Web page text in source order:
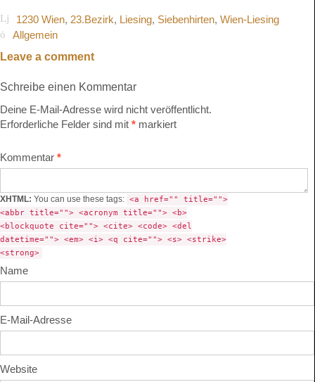
1230 Wien 23.Bezirk Liesing Siebenhirten Wien-Liesing
Allgemein
Leave a comment
Schreibe einen Kommentar
Deine E-Mail-Adresse wird nicht veröffentlicht.
Erforderliche Felder sind mit * markiert
Kommentar *
XHTML: You can use these tags: <a href="" title="">
<abbr title=""> <acronym title=""> <b>
<blockquote cite=""> <cite> <code> <del
datetime=""> <em> <i> <q cite=""> <s> <strike>
<strong>
Name
E-Mail-Adresse
Website